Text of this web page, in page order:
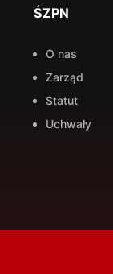
ŚZPN
O nas
Zarząd
Statut
Uchwały